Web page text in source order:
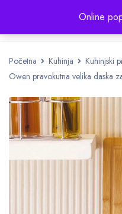
Online
Početna Kuhinja Kuhinjski
Owen pravokutna velika daska